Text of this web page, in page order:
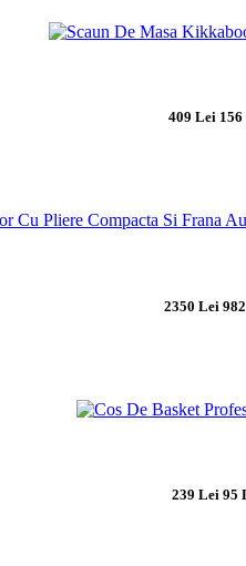
409 Lei156
2350 Lei
239 Lei 95